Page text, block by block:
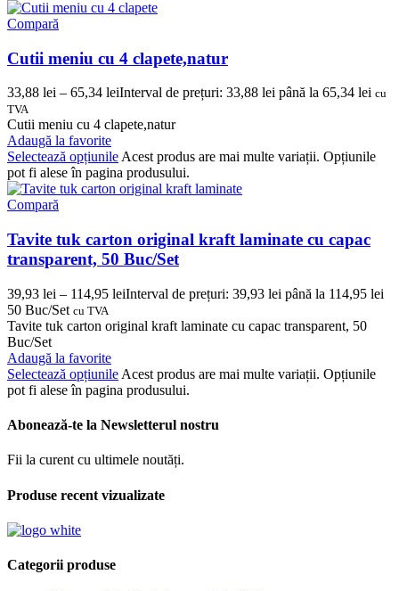
Compară
Cutii meniu cu 4 clapete,natur
33,88 lei – 65,34 leiInterval de prețuri: 33,88 lei până la 65,34 lei cu
TVA
Cutii meniu cu 4 clapete,natur
Adaugă la favorite
Selectează opțiunile Acest produs are mai multe variații. Opțiunile
pot fi alese în pagina produsului.
Compară
Tavite tuk carton original kraft laminate cu capac
transparent, 50 Buc/Set
39,93 lei – 114,95 leiInterval de prețuri: 39,93 lei până la 114,95 lei
50 Buc/Set cu TVA
Tavite tuk carton original kraft laminate cu capac transparent, 50
Buc/Set
Adaugă la favorite
Selectează opțiunile Acest produs are mai multe variații. Opțiunile
pot fi alese în pagina produsului.
Abonează-te la Newsletterul nostru
Fii la curent cu ultimele noutăți.
Produse recent vizualizate
Categorii produse